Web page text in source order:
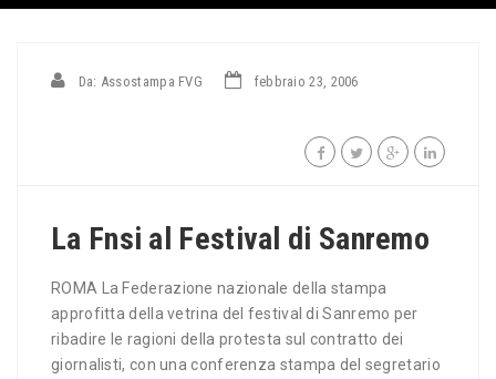
Da: Assostampa FVG febbraio 23, 2006
La Fnsi al Festival di Sanremo
ROMA La Federazione nazionale della stampa
approfitta della vetrina del festival di Sanremo per
ribadire le ragioni della protesta sul contratto dei
giornalisti, con una conferenza stampa del segretario